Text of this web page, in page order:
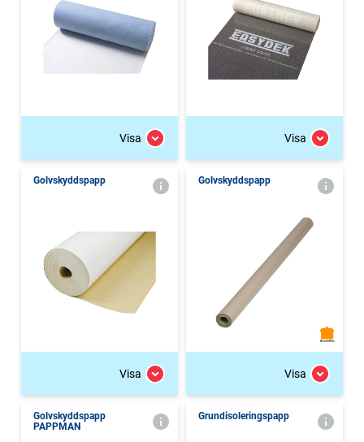
Visa Visa
Golvskyddspapp
Visa
Golvskyddspapp
Visa
Golvskyddspapp
PAPPMAN
Grundisoleringspapp